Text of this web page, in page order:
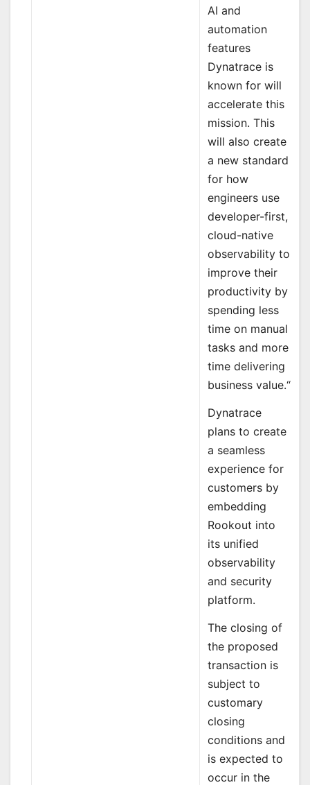
AI and
automation
features
Dynatrace is
known for will
accelerate this
mission. This
will also create
a new standard
for how
engineers use
developer-first,
cloud-native
observability to
improve their
productivity by
spending less
time on manual
tasks and more
time delivering
business value.“
Dynatrace
plans to create
a seamless
experience for
customers by
embedding
Rookout into
its unified
observability
and security
platform.
The closing of
the proposed
transaction is
subject to
customary
closing
conditions and
is expected to
occur in the